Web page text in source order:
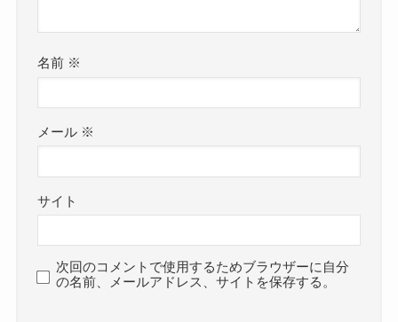
名前 ※
メール ※
サイト
次回のコメントで使用するためブラウザーに自分
の名前、メールアドレス、サイトを保存する。